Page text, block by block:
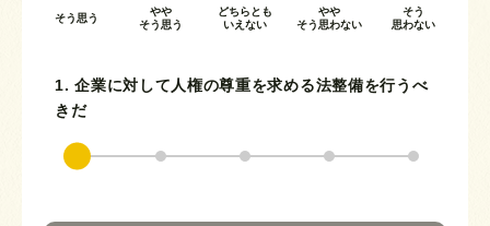
そう思う
やや
そう思う
どちらとも
いえない
やや
そう思わない
そう
思わない
1. 企業に対して人権の尊重を求める法整備を行うべ
きだ